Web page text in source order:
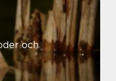
och